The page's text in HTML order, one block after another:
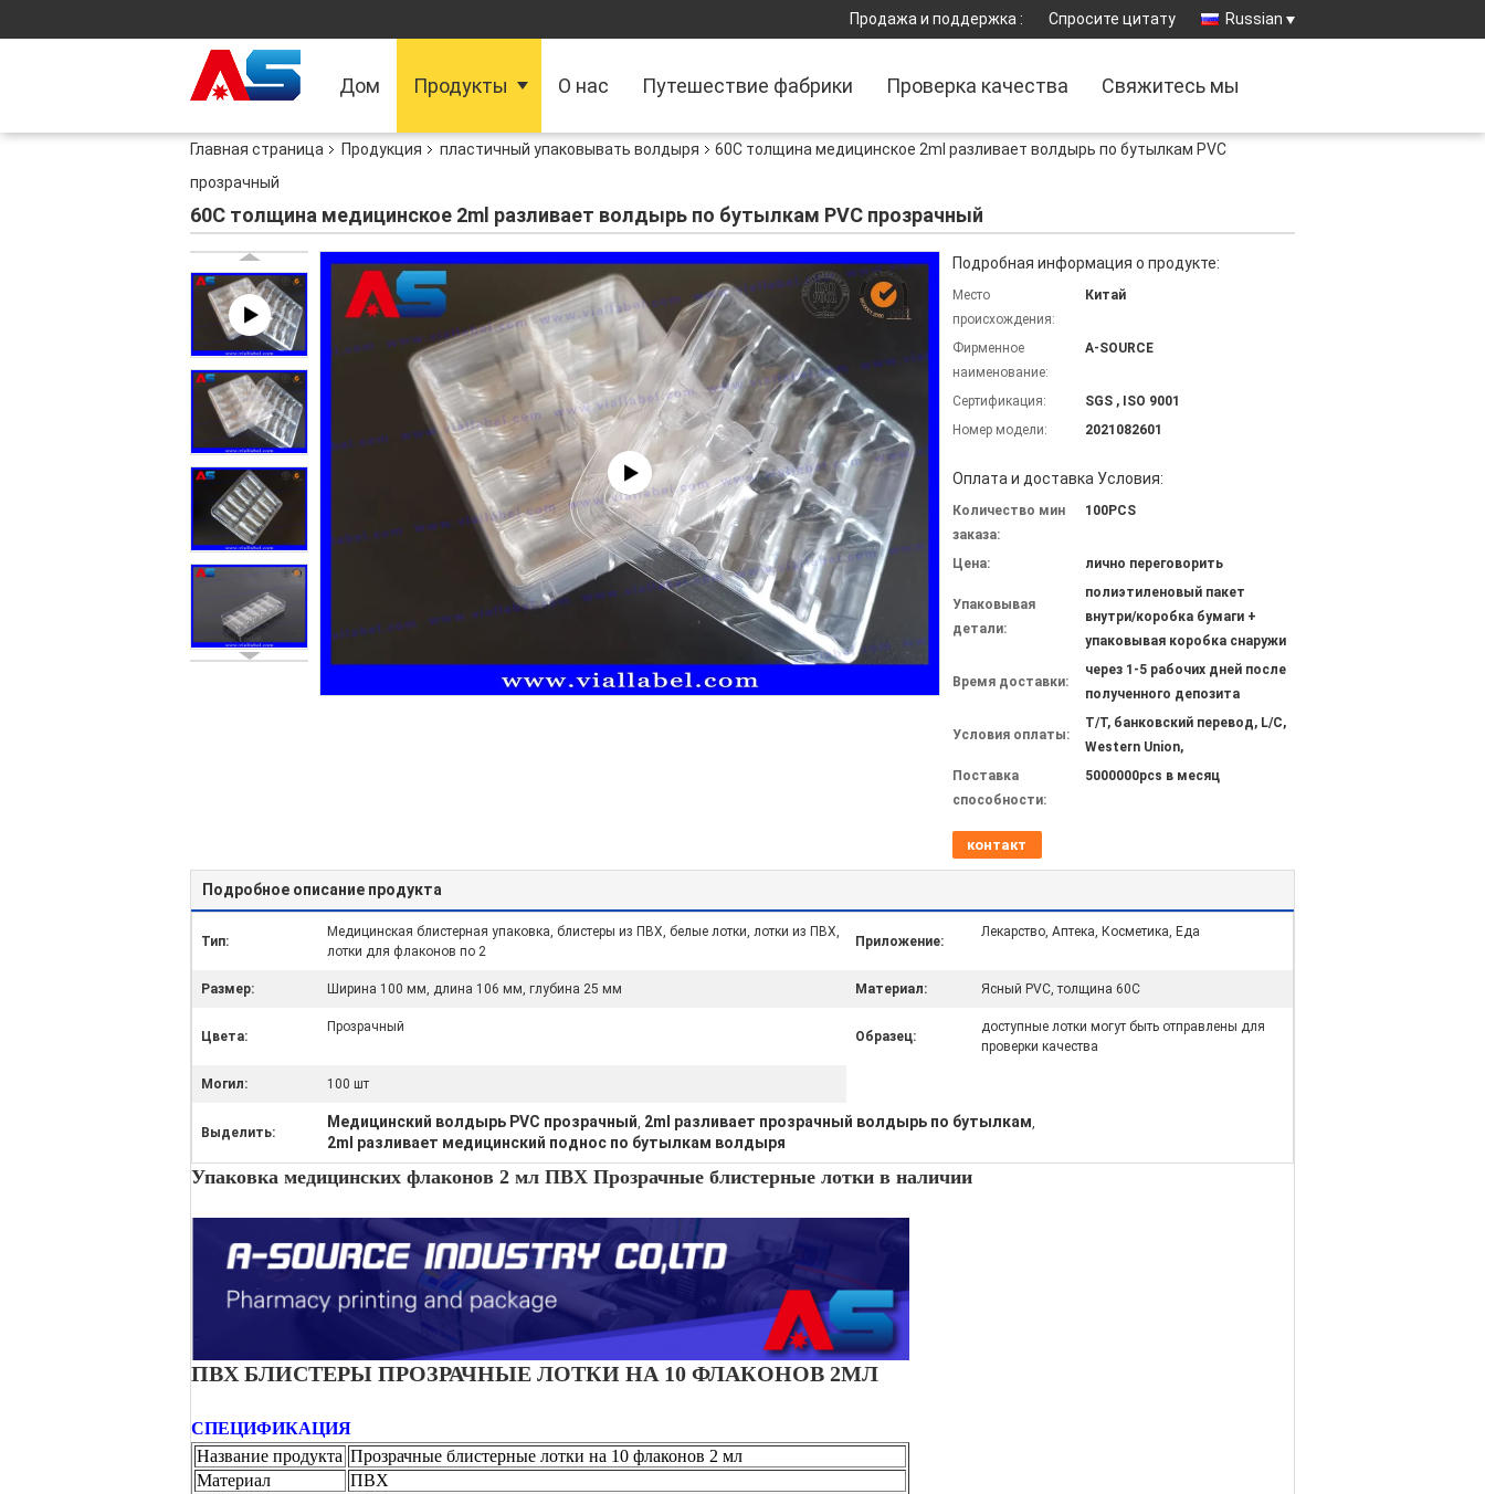
Продажа и поддержка : Спросите цитату Russian
Дом Продукты О нас Путешествие фабрики Проверка качества Свяжитесь мы
Главная страница Продукция пластичный упаковывать волдыря
60C толщина медицинское 2ml разливает волдырь по бутылкам PVC
прозрачный
60C толщина медицинское 2ml разливает волдырь по бутылкам PVC прозрачный
Подробная информация о продукте:
Место
происхождения:
Китай
Фирменное
наименование:
A-SOURCE
Сертификация:
SGS , ISO 9001
Номер модели:
2021082601
Оплата и доставка Условия:
Количество мин
заказа:
100PCS
Цена: лично переговорить
Упаковывая
детали:
полиэтиленовый пакет
внутри/коробка бумаги +
упаковывая коробка снаружи
Время доставки:
через 1-5 рабочих дней после
полученного депозита
Условия оплаты:
T/T, банковский перевод, L/C,
Western Union,
Поставка
способности:
5000000pcs в месяц
контакт
Подробное описание продукта
Тип:
Медицинская блистерная упаковка, блистеры из ПВХ, белые лотки, лотки из ПВХ,
лотки для флаконов по 2
Приложение:
Лекарство, Аптека, Косметика, Еда
Размер: Ширина 100 мм, длина 106 мм, глубина 25 мм Материал: Ясный PVC, толщина 60C
Цвета:
Прозрачный
Образец:
доступные лотки могут быть отправлены для
проверки качества
Могил: 100 шт
Выделить:
Медицинский волдырь PVC прозрачный, 2ml разливает прозрачный волдырь по бутылкам,
2ml разливает медицинский поднос по бутылкам волдыря
Упаковка медицинских флаконов 2 мл ПВХ Прозрачные блистерные лотки в наличии
ПВХ БЛИСТЕРЫ ПРОЗРАЧНЫЕ ЛОТКИ НА 10 ФЛАКОНОВ 2МЛ
СПЕЦИФИКАЦИЯ
Название продукта Прозрачные блистерные лотки на 10 флаконов 2 мл
Материал
ПВХ